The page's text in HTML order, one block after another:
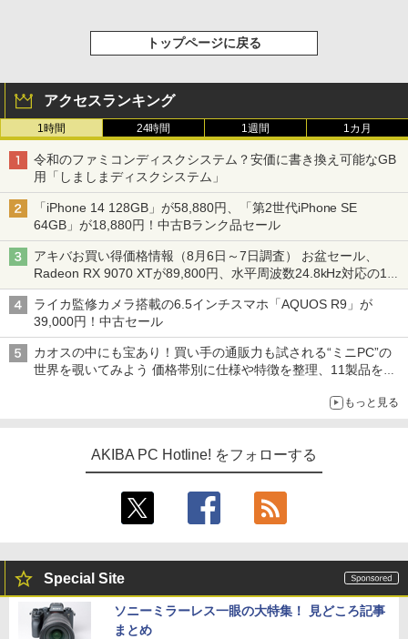
トップページに戻る
アクセスランキング
1時間 24時間 1週間 1カ月
令和のファミコンディスクシステム？安価に書き換え可能なGB
用「しましまディスクシステム」
「iPhone 14 128GB」が58,880円、「第2世代iPhone SE
64GB」が18,880円！中古Bランク品セール
アキバお買い得価格情報（8月6日～7日調査） お盆セール、
Radeon RX 9070 XTが89,800円、水平周波数24.8kHz対応の17
型モニターが9,801円、暑さ指数連動セール ほか
ライカ監修カメラ搭載の6.5インチスマホ「AQUOS R9」が
39,000円！中古セール
カオスの中にも宝あり！買い手の通販力も試される“ミニPC”の
世界を覗いてみよう 価格帯別に仕様や特徴を整理、11製品をピ
もっと見る
AKIBA PC Hotline! をフォローする
Special Site
ソニーミラーレス一眼の大特集！ 見どころ記事
まとめ